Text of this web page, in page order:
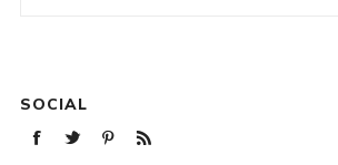
SOCIAL